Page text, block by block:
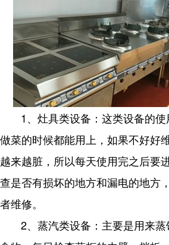
1、灶具类设备：这类设备的
做菜的时候都能用上，如果不好好
越来越脏，所以每天使用完之后要
查是否有损坏的地方和漏电的地方
者维修。
2、蒸汽类设备：主要是用来